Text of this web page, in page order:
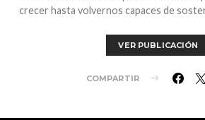
crecer hasta volvernos capaces de
VER PUBLICACIÓN
COMPARTIR